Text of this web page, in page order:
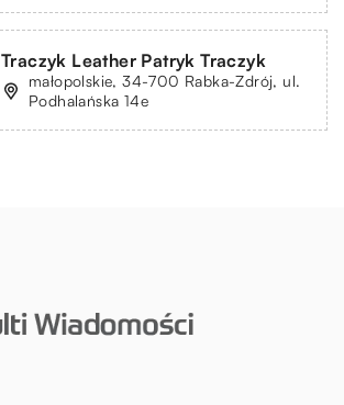
Traczyk Leather Patryk Traczyk
małopolskie, 34-700 Rabka-Zdrój, ul.
Podhalańska 14e